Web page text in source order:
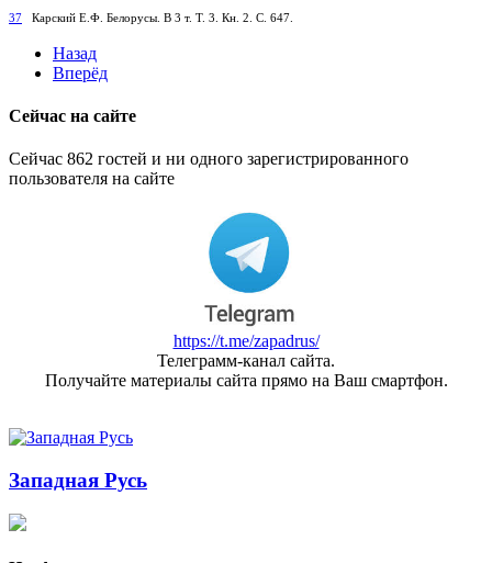
37 Карский Е.Ф. Белорусы. В 3 т. Т. 3. Кн. 2. С. 647.
Назад
Вперёд
Сейчас на сайте
Сейчас 862 гостей и ни одного зарегистрированного
пользователя на сайте
https://t.me/zapadrus/
Телеграмм-канал сайта.
Получайте материалы сайта прямо на Ваш смартфон.
Западная Русь